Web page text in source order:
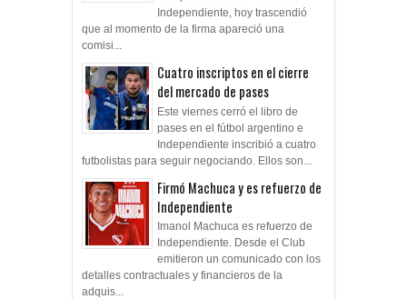
Independiente, hoy trascendió
que al momento de la firma apareció una
comisi...
Cuatro inscriptos en el cierre
del mercado de pases
Este viernes cerró el libro de
pases en el fútbol argentino e
Independiente inscribió a cuatro
futbolistas para seguir negociando. Ellos son...
Firmó Machuca y es refuerzo de
Independiente
Imanol Machuca es refuerzo de
Independiente. Desde el Club
emitieron un comunicado con los
detalles contractuales y financieros de la
adquis...